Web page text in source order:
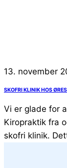
13. november
SKOFRI KLINIK HOS
Vi er glade for
Kiropraktik fra
skofri klinik.